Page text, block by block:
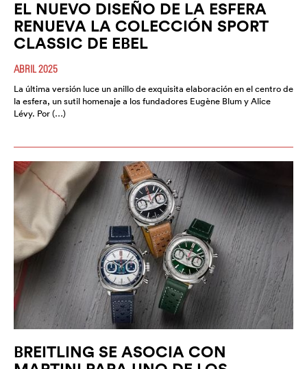
EL NUEVO DISEÑO DE LA ESFERA
RENUEVA LA COLECCIÓN SPORT
CLASSIC DE EBEL
ABRIL 2025
La última versión luce un anillo de exquisita elaboración en el centro de
la esfera, un sutil homenaje a los fundadores Eugène Blum y Alice
Lévy. Por (…)
BREITLING SE ASOCIA CON